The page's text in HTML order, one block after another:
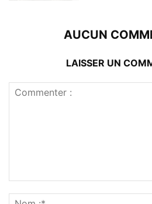
AUCUN
LAISSER UN